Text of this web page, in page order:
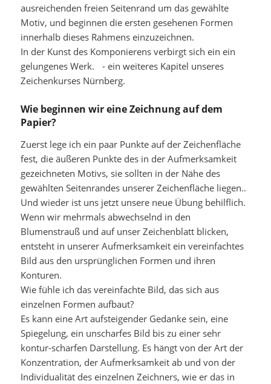
ausreichenden freien Seitenrand um das gewählte
Motiv, und beginnen die ersten gesehenen Formen
innerhalb dieses Rahmens einzuzeichnen.
In der Kunst des Komponierens verbirgt sich ein ein
gelungenes Werk. - ein weiteres Kapitel unseres
Zeichenkurses Nürnberg.
Wie beginnen wir eine Zeichnung auf dem
Papier?
Zuerst lege ich ein paar Punkte auf der Zeichenfläche
fest, die äußeren Punkte des in der Aufmerksamkeit
gezeichneten Motivs, sie sollten in der Nähe des
gewählten Seitenrandes unserer Zeichenfläche liegen..
Und wieder ist uns jetzt unsere neue Übung behilflich.
Wenn wir mehrmals abwechselnd in den
Blumenstrauß und auf unser Zeichenblatt blicken,
entsteht in unserer Aufmerksamkeit ein vereinfachtes
Bild aus den ursprünglichen Formen und ihren
Konturen.
Wie fühle ich das vereinfachte Bild, das sich aus
einzelnen Formen aufbaut?
Es kann eine Art aufsteigender Gedanke sein, eine
Spiegelung, ein unscharfes Bild bis zu einer sehr
kontur-scharfen Darstellung. Es hängt von der Art der
Konzentration, der Aufmerksamkeit ab und von der
Individualität des einzelnen Zeichners, wie er das in